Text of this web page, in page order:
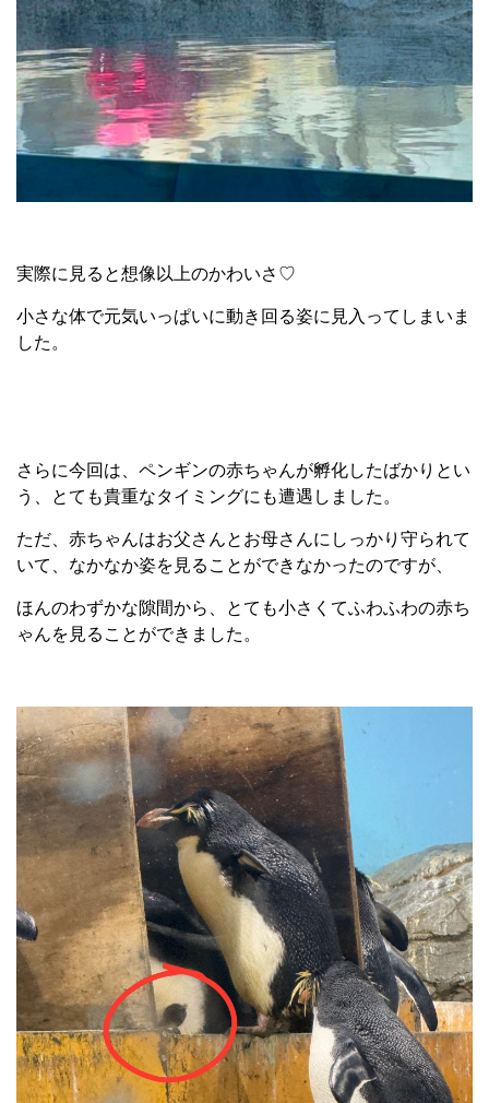
実際に見ると想像以上のかわいさ♡
小さな体で元気いっぱいに動き回る姿に見入ってしまいま
した。
さらに今回は、ペンギンの赤ちゃんが孵化したばかりとい
う、とても貴重なタイミングにも遭遇しました。
ただ、赤ちゃんはお父さんとお母さんにしっかり守られて
いて、なかなか姿を見ることができなかったのですが、
ほんのわずかな隙間から、とても小さくてふわふわの赤ち
ゃんを見ることができました。